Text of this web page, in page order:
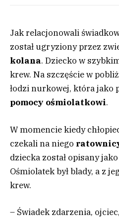
Jak relacjonowali
został ugryziony przez
kolana. Dziecko w
krew. Na szczęście w
łodzi nurkowej, która jako
pomocy ośmiolatkowi.
W momencie kiedy
czekali na niego
dziecka został opisany jako
Ośmiolatek był blady, a z
krew.
– Świadek zdarzenia,